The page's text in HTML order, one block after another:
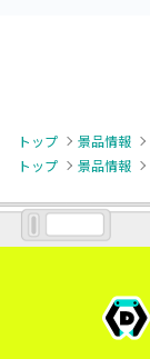
トップ 景品情報
トップ
景品情報